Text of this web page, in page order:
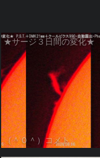
★サージ３日間の変化★
（＾０＾）コメト